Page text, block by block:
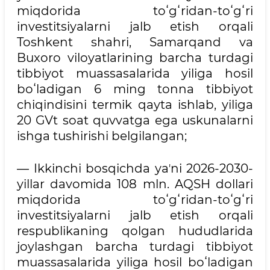
miqdorida toʻgʻridan-toʻgʻri
investitsiyalarni jalb etish orqali
Toshkent shahri, Samarqand va
Buxoro viloyatlarining barcha turdagi
tibbiyot muassasalarida yiliga hosil
boʻladigan 6 ming tonna tibbiyot
chiqindisini termik qayta ishlab, yiliga
20 GVt soat quvvatga ega uskunalarni
ishga tushirishi belgilangan;
— Ikkinchi bosqichda yaʼni 2026-2030-
yillar davomida 108 mln. AQSH dollari
miqdorida toʻgʻridan-toʻgʻri
investitsiyalarni jalb etish orqali
respublikaning qolgan hududlarida
joylashgan barcha turdagi tibbiyot
muassasalarida yiliga hosil boʻladigan